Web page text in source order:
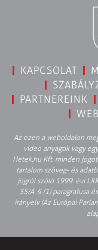
KAPCSOLAT
PARTNEREINK
Az ezen a weboldalon
video anyagok vagy
Hetek.hu Kft. minden
tartalom szöveg- és
jogról szóló 1999. évi
35/A. § (1) paragrafusa
irányelv (Az Európai